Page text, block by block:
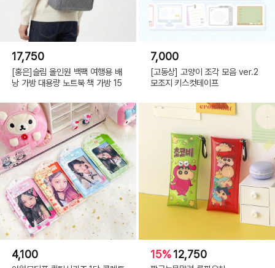
17,750
[홍은]슬림 올인원 백팩 여행용 배
낭 가방 대용량 노트북 책 가방 15
7,000
[고동상] 고양이 조각 모음 ver.2
모조지 키스컷테이프
4,100 15%12,750